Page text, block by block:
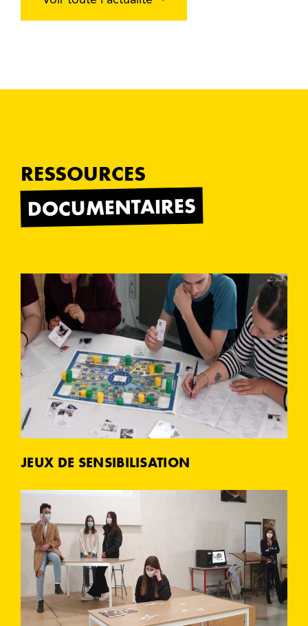
RESSOURCES
DOCUMENTAIRES
JEUX DE SENSIBILISATION